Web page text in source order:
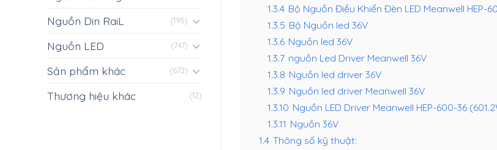
Nguồn Din RaiL (195)
Nguồn LED (747)
Sản phẩm khác (672)
Thương hiệu khác (12)
1.3.4 Bộ Nguồn Điều Khiển Đèn LED Meanwell HEP-
1.3.5 Bộ Nguồn led 36V
1.3.6 Nguồn led 36V
1.3.7 nguồn Led Driver Meanwell 36V
1.3.8 Nguồn led driver 36V
1.3.9 Nguồn led driver Meanwell 36V
1.3.10 Nguồn LED Driver Meanwell HEP-600-36
1.3.11 Nguồn 36V
1.4 Thông số kỹ thuật: